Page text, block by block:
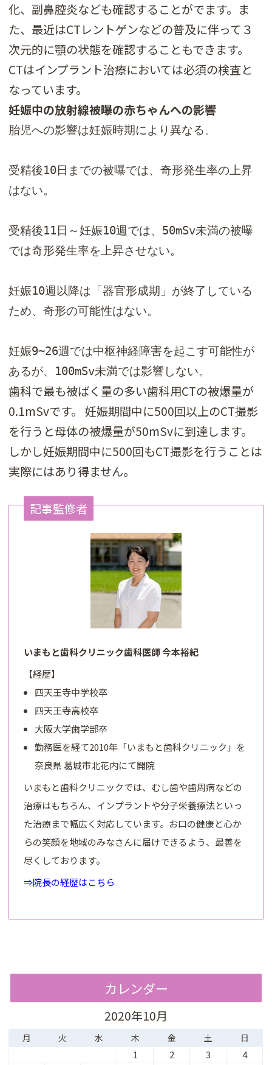
化、副鼻腔炎なども確認することがでます。ま
た、最近はCTレントゲンなどの普及に伴って３
次元的に顎の状態を確認することもできます。
CTはインプラント治療においては必須の検査と
なっています。
妊娠中の放射線被曝の赤ちゃんへの影響
胎児への影響は妊娠時期により異なる。
受精後10日までの被曝では、奇形発生率の上昇
はない。
受精後11日～妊娠10週では、50mSv未満の被曝
では奇形発生率を上昇させない。
妊娠10週以降は「器官形成期」が終了している
ため、奇形の可能性はない。
妊娠9~26週では中枢神経障害を起こす可能性が
あるが、100mSv未満では影響しない。
歯科で最も被ばく量の多い歯科用CTの被爆量が
0.1mSvです。 妊娠期間中に500回以上のCT撮影
を行うと母体の被爆量が50mSvに到達します。
しかし妊娠期間中に500回もCT撮影を行うことは
実際にはあり得ません。
記事監修者
いまもと歯科クリニック歯科医師 今本裕紀
【経歴】
四天王寺中学校卒
四天王寺高校卒
大阪大学歯学部卒
勤務医を経て2010年「いまもと歯科クリニック」を
奈良県 葛城市北花内にて開院
いまもと歯科クリニックでは、むし歯や歯周病などの
治療はもちろん、インプラントや分子栄養療法といっ
た治療まで幅広く対応しています。お口の健康と心か
らの笑顔を地域のみなさんに届けできるよう、最善を
尽くしております。
⇒院長の経歴はこちら
カレンダー
2020年10月
月 火 水 木 金 土 日
1 2 3
4